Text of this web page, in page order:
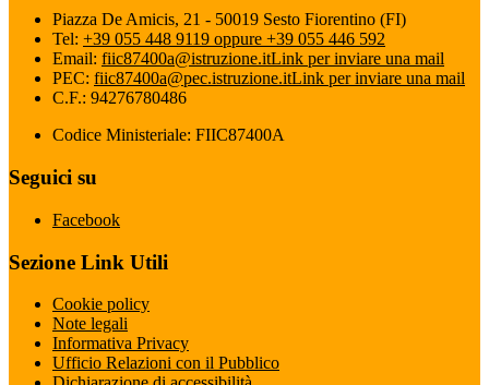
Piazza De Amicis, 21 - 50019 Sesto Fiorentino (FI)
Tel: +39 055 448 9119 oppure +39 055 446 592
Email: fiic87400a@istruzione.itLink per inviare una mail
PEC: fiic87400a@pec.istruzione.itLink per inviare una mail
C.F.: 94276780486
Codice Ministeriale: FIIC87400A
Seguici su
Facebook
Sezione Link Utili
Cookie policy
Note legali
Informativa Privacy
Ufficio Relazioni con il Pubblico